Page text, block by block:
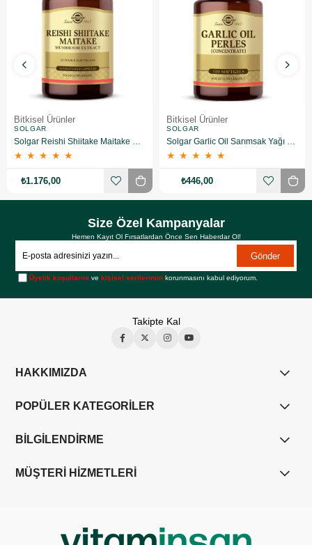
Bitkisel Ürünler
SOLGAR
Solgar Reishi Shiitake Maitake Mushroom Extract 50 Kapsül
★ ★ ★ ★ ★
₺1.176,00
Bitkisel Ürünler
SOLGAR
Solgar Garlic Oil Sarımsak Yağı 100 Kapsül
★ ★ ★ ★ ★
₺446,00
Size Özel Kampanyalar
Hemen Kayıt Ol Fırsatlardan Önce Sen Haberdar Ol!
Gönder
Üyelik koşullarını vekişisel verilerimin korunmasını kabul ediyorum.
Takipte Kal
HAKKIMIZDA
POPÜLER KATEGORİLER
BİLGİLENDİRME
MÜŞTERİ HİZMETLERİ